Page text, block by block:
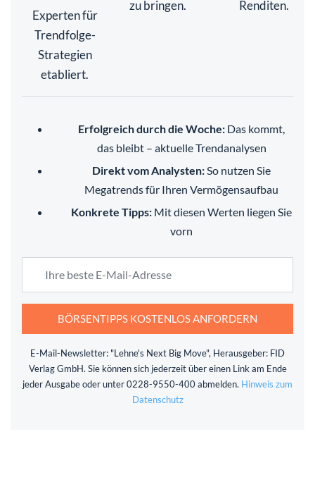
Experten für
Trendfolge-
Strategien
etabliert.
zu bringen. Renditen.
Erfolgreich durch die Woche: Das kommt,
das bleibt – aktuelle Trendanalysen
Direkt vom Analysten:So nutzen Sie
Megatrends für Ihren Vermögensaufbau
Konkrete Tipps: Mit diesen Werten liegen Sie
vorn
BÖRSENTIPPS KOSTENLOS ANFORDERN
E-Mail-Newsletter: "Lehne's Next Big Move", Herausgeber: FID
Verlag GmbH. Sie können sich jederzeit über einen Link am Ende
jeder Ausgabe oder unter 0228-9550-400 abmelden. Hinweis zum
Datenschutz